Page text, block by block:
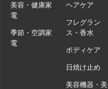
美容・健康家
電
季節・空調家
電
ヘアケア
フレグラン
ス・香水
ボディケア
日焼け止め
美容機器・美